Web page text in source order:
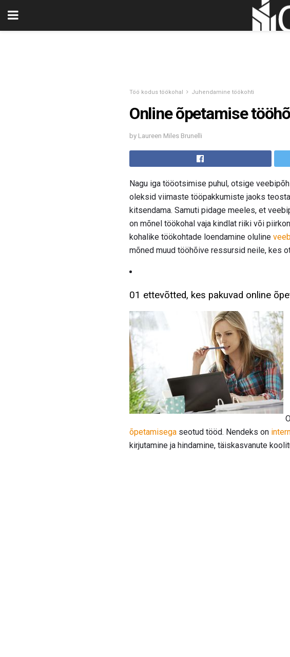
Töö kodus töökohal Juhendamine töökohti
Online õpetamise
by Laureen Miles Brunelli
Nagu iga tööotsimise puhul, otsige
oleksid viimaste tööpakkumiste jaoks
kitsendama. Samuti pidage meeles, et
on mõnel töökohal vaja kindlat riiki või
kohalike töökohtade loendamine oluline
mõned muud tööhõive ressursid neile, kes
01 ettevõtted, kes pakuvad online
õpetamisega seotud tööd. Nendeks on
kirjutamine ja hindamine, täiskasvanute